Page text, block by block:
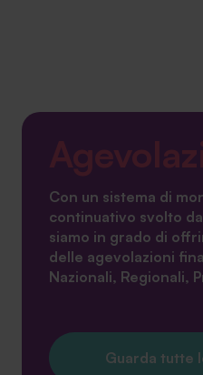
Con un sistema di
continuativo svolto
siamo in grado di
delle agevolazioni
Nazionali, Regionali,
Guarda tutte